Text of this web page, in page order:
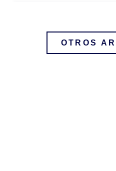
¿Pueden los
OTROS